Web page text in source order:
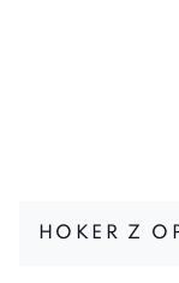
HOKER Z